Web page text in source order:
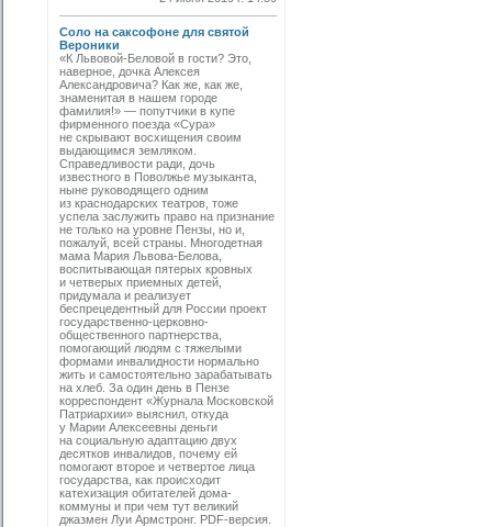
Соло на саксофоне для святой
Вероники
«К Львовой-Беловой в гости? Это,
наверное, дочка Алексея
Александровича? Как же, как же,
знаменитая в нашем городе
фамилия!» — попутчики в купе
фирменного поезда «Сура»
не скрывают восхищения своим
выдающимся земляком.
Справедливости ради, дочь
известного в Поволжье музыканта,
ныне руководящего одним
из краснодарских теат­ров, тоже
успела заслужить право на признание
не только на уровне Пензы, но и,
пожалуй, всей страны. Многодетная
мама Мария Львова-Белова,
воспитывающая пятерых кровных
и четверых приемных детей,
придумала и реализует
беспрецедентный для России проект
государственно-церковно-
общественного партнерства,
помогающий людям с тяжелыми
формами инвалидности нормально
жить и самостоятельно зарабатывать
на хлеб. За один день в Пензе
корреспондент «Журнала Московской
Патриархии» выяснил, откуда
у Марии Алексеевны деньги
на социальную адаптацию двух
десятков инвалидов, почему ей
помогают второе и четвертое лица
государства, как происходит
катехизация обитателей дома-
коммуны и при чем тут великий
джазмен Луи Армстронг. PDF-версия.